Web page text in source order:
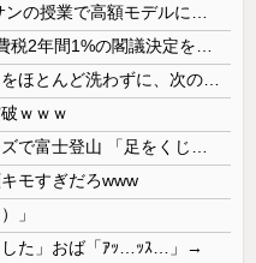
ｗｗｗ
モすぎだろwww
」
した」おば「ｱｯ…ｯｽ…」→